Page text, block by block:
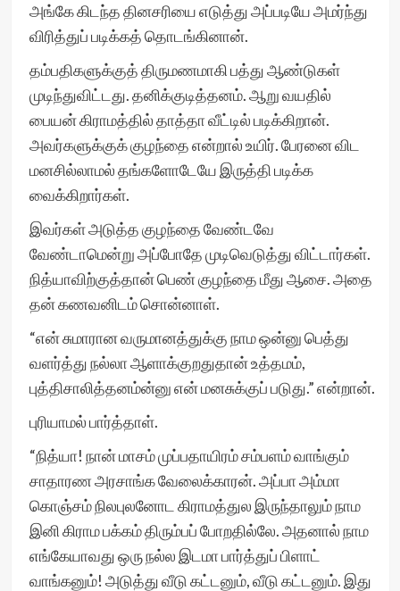
அங்கே கிடந்த தினசரியை எடுத்து அப்படியே அமர்ந்து
விரித்துப் படிக்கத் தொடங்கினான்.
தம்பதிகளுக்குத் திருமணமாகி பத்து ஆண்டுகள்
முடிந்துவிட்டது. தனிக்குடித்தனம். ஆறு வயதில்
பையன் கிராமத்தில் தாத்தா வீட்டில் படிக்கிறான்.
அவர்களுக்குக் குழந்தை என்றால் உயிர். பேரனை விட
மனசில்லாமல் தங்களோடேயே இருத்தி படிக்க
வைக்கிறார்கள்.
இவர்கள் அடுத்த குழந்தை வேண்டவே
வேண்டாமென்று அப்போதே முடிவெடுத்து விட்டார்கள்.
நித்யாவிற்குத்தான் பெண் குழந்தை மீது ஆசை. அதை
தன் கணவனிடம் சொன்னாள்.
“என் சுமாரான வருமானத்துக்கு நாம ஒன்னு பெத்து
வளர்த்து நல்லா ஆளாக்குறதுதான் உத்தமம்,
புத்திசாலித்தனம்ன்னு என் மனசுக்குப் படுது.” என்றான்.
புரியாமல் பார்த்தாள்.
“நித்யா! நான் மாசம் முப்பதாயிரம் சம்பளம் வாங்கும்
சாதாரண அரசாங்க வேலைக்காரன். அப்பா அம்மா
கொஞ்சம் நிலபுலனோட கிராமத்துல இருந்தாலும் நாம
இனி கிராம பக்கம் திரும்பப் போறதில்லே. அதனால் நாம
எங்கேயாவது ஒரு நல்ல இடமா பார்த்துப் பிளாட்
வாங்கனும்! அடுத்து வீடு கட்டனும், வீடு கட்டனும். இது